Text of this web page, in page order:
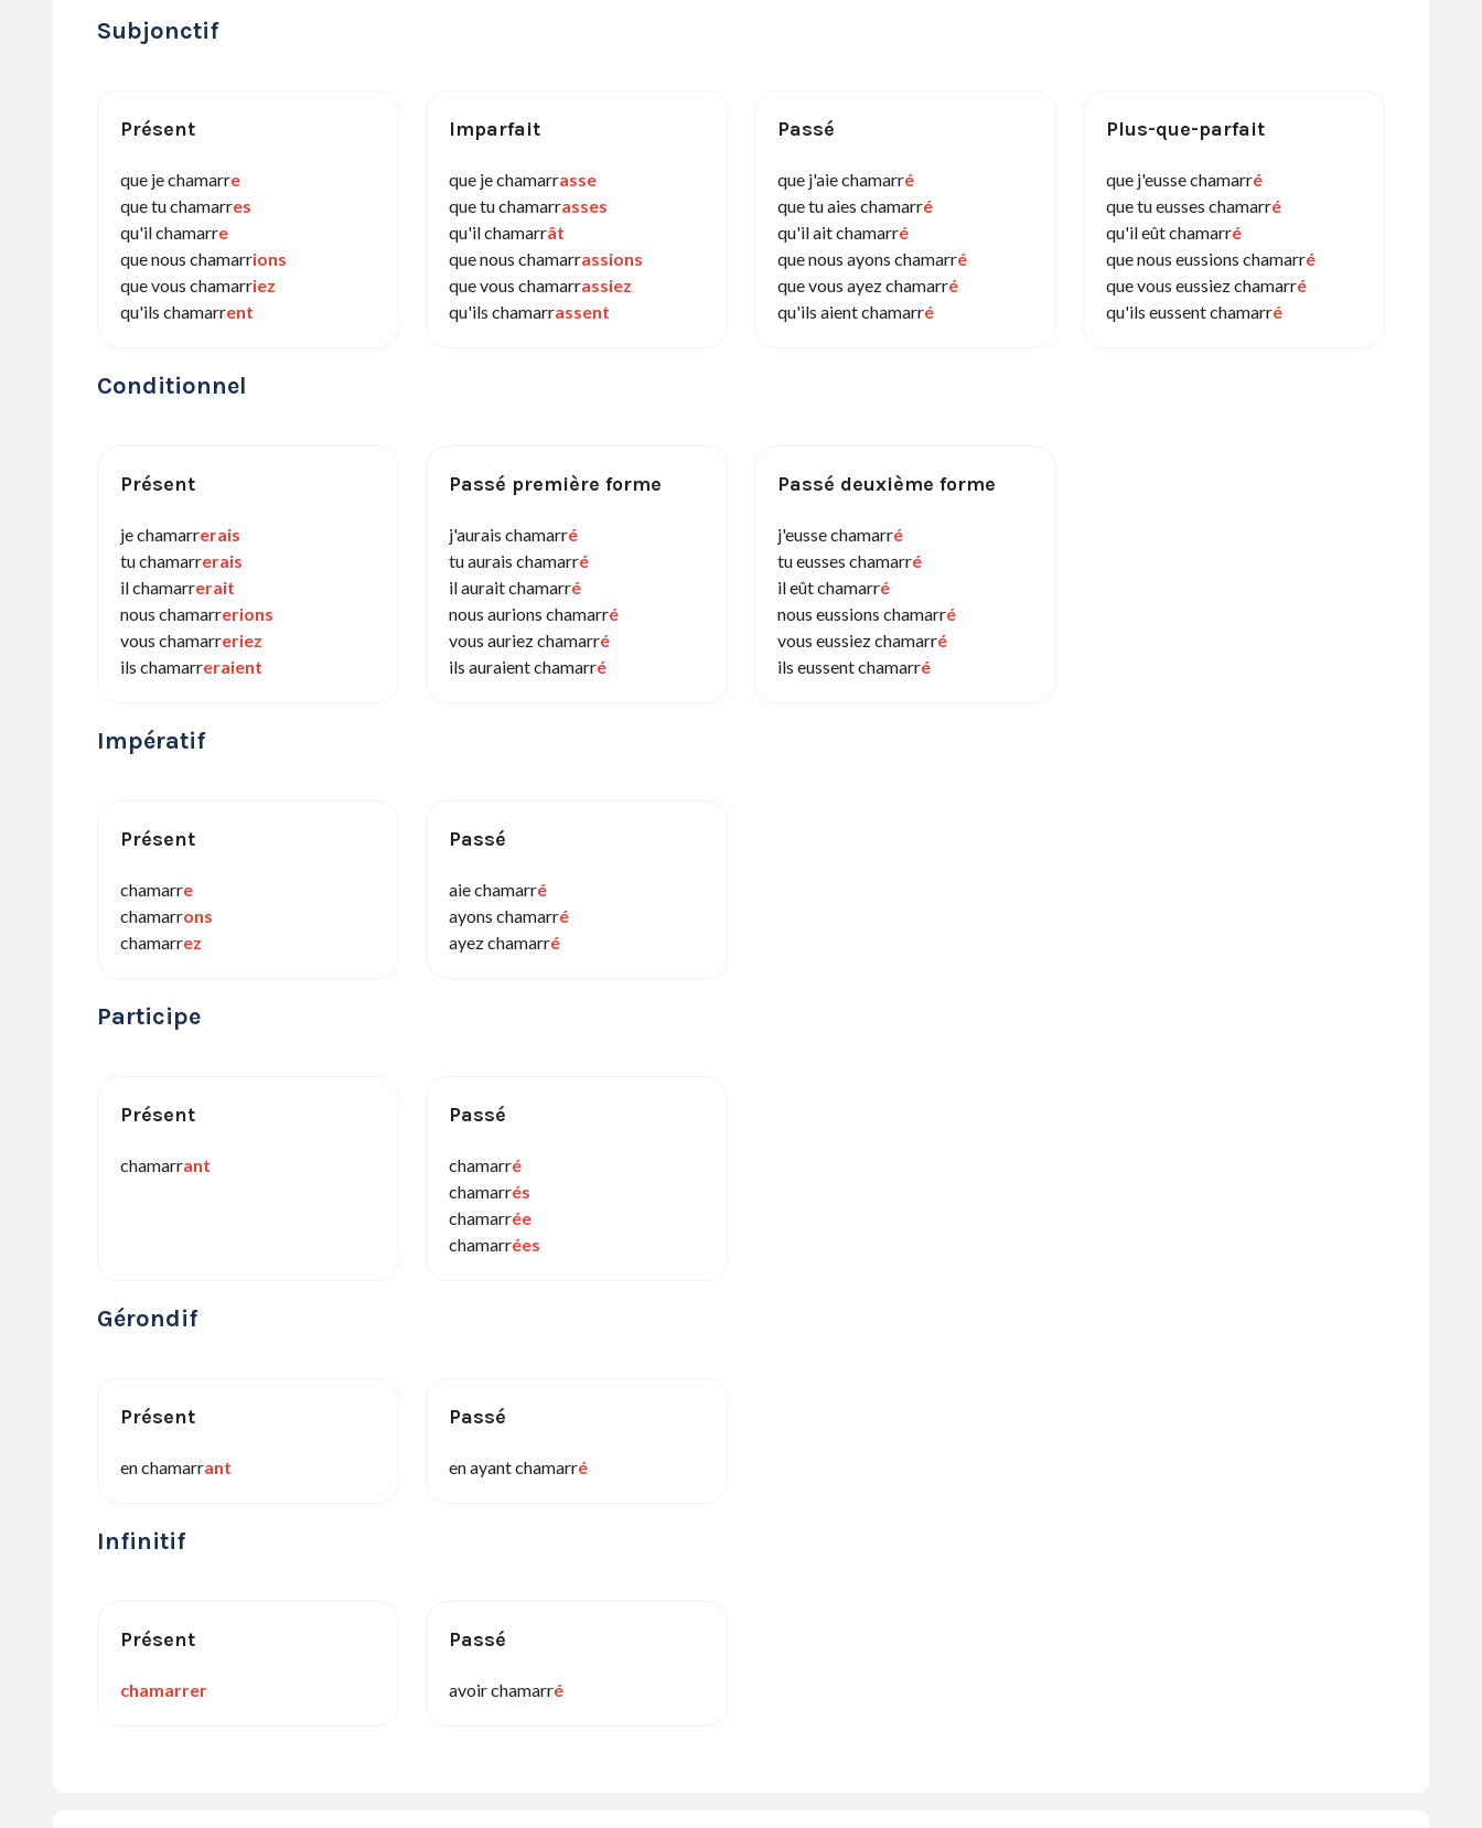
Subjonctif
Présent
que je chamarre
que tu chamarres
qu'il chamarre
que nous chamarrions
que vous chamarriez
qu'ils chamarrent
Imparfait
que je chamarrasse
que tu chamarrasses
qu'il chamarrât
que nous chamarrassions
que vous chamarrassiez
qu'ils chamarrassent
Passé
que j'aie chamarré
que tu aies chamarré
qu'il ait chamarré
que nous ayons chamarré
que vous ayez chamarré
qu'ils aient chamarré
Plus-que-parfait
que j'eusse chamarré
que tu eusses chamarré
qu'il eût chamarré
que nous eussions chamarré
que vous eussiez chamarré
qu'ils eussent chamarré
Conditionnel
Présent
je chamarrerais
tu chamarrerais
il chamarrerait
nous chamarrerions
vous chamarreriez
ils chamarreraient
Passé première forme
j'aurais chamarré
tu aurais chamarré
il aurait chamarré
nous aurions chamarré
vous auriez chamarré
ils auraient chamarré
Passé deuxième forme
j'eusse chamarré
tu eusses chamarré
il eût chamarré
nous eussions chamarré
vous eussiez chamarré
ils eussent chamarré
Impératif
Présent
chamarre
chamarrons
chamarrez
Passé
aie chamarré
ayons chamarré
ayez chamarré
Participe
Présent
chamarrant
Passé
chamarré
chamarrés
chamarrée
chamarrées
Gérondif
Présent
en chamarrant
Passé
en ayant chamarré
Infinitif
Présent
chamarrer
Passé
avoir chamarré